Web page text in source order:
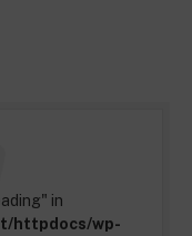
in
httpdocs/wp-